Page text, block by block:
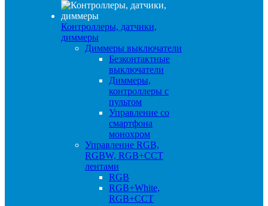
Контроллеры, датчики,
диммеры
Диммеры выключатели
Безконтактные
выключатели
Диммеры,
контроллеры с
пультом
Управление со
смартфона
монохром
Управление RGB,
RGBW, RGB+CCT
лентами
RGB
RGB+White,
RGB+CCT